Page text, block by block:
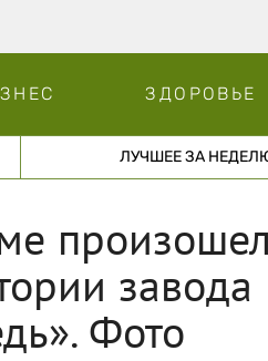
ЗДОРОВЬЕ
ЛУЧШЕЕ ЗА
завода
Фото